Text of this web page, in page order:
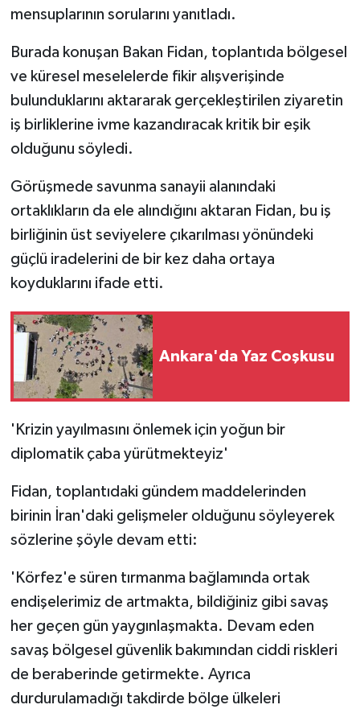
mensuplarının sorularını yanıtladı.
Burada konuşan Bakan Fidan, toplantıda bölgesel
ve küresel meselelerde fikir alışverişinde
bulunduklarını aktararak gerçekleştirilen ziyaretin
iş birliklerine ivme kazandıracak kritik bir eşik
olduğunu söyledi.
Görüşmede savunma sanayii alanındaki
ortaklıkların da ele alındığını aktaran Fidan, bu iş
birliğinin üst seviyelere çıkarılması yönündeki
güçlü iradelerini de bir kez daha ortaya
koyduklarını ifade etti.
Ankara'da Yaz Coşkusu
'Krizin yayılmasını önlemek için yoğun bir
diplomatik çaba yürütmekteyiz'
Fidan, toplantıdaki gündem maddelerinden
birinin İran'daki gelişmeler olduğunu söyleyerek
sözlerine şöyle devam etti:
'Körfez'e süren tırmanma bağlamında ortak
endişelerimiz de artmakta, bildiğiniz gibi savaş
her geçen gün yaygınlaşmakta. Devam eden
savaş bölgesel güvenlik bakımından ciddi riskleri
de beraberinde getirmekte. Ayrıca
durdurulamadığı takdirde bölge ülkeleri